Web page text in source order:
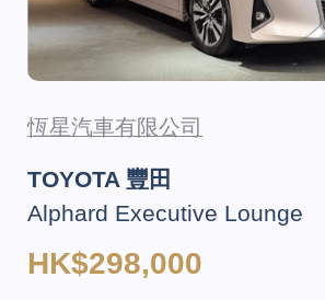
恆星汽車有限公司
TOYOTA 豐田
Alphard Executive Lounge
HK$298,000